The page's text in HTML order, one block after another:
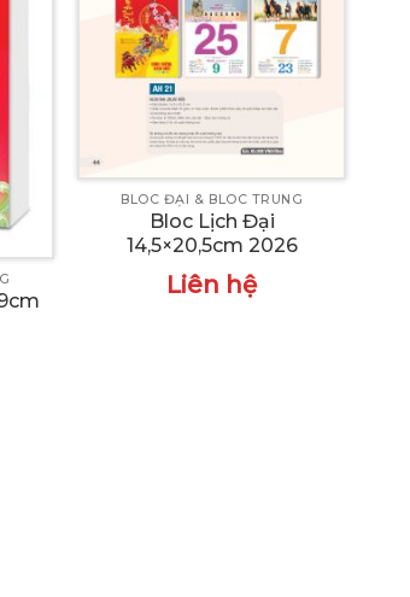
BLOC ĐẠI & BLOC TRUNG
Bloc Lịch Đại
14,5×20,5cm 2026
Liên hệ